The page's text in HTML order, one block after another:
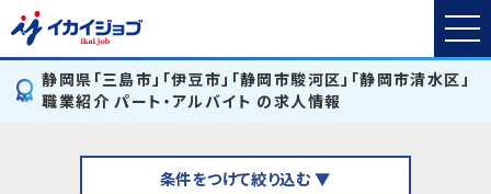
静岡県「三島市」「伊豆市」「静岡市駿河区」「静岡市清水区」
職業紹介 パート・アルバイト の求人情報
条件をつけて絞り込む ▼